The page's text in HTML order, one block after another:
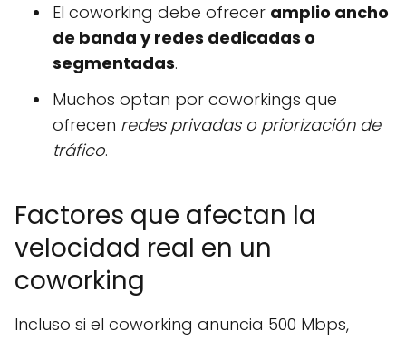
El coworking debe ofrecer amplio ancho
de banda y redes dedicadas o
segmentadas.
Muchos optan por coworkings que
ofrecen redes privadas o priorización de
tráfico.
Factores que afectan la
velocidad real en un
coworking
Incluso si el coworking anuncia 500 Mbps,